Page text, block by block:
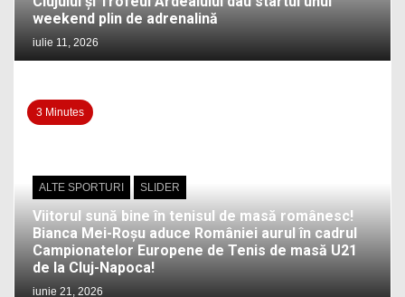
weekend plin de adrenalină
iulie 11, 2026
3 Minutes
ALTE SPORTURI SLIDER
Viitorul sună bine în tenisul de masă românesc!
Bianca Mei-Roșu aduce României aurul în cadrul
Campionatelor Europene de Tenis de masă U21
de la Cluj-Napoca!
iunie 21, 2026